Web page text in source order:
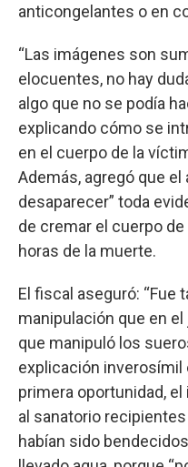
anticongelantes o en
“Las imágenes son
elocuentes, no hay
algo que no se podía
explicando cómo se
en el cuerpo de la
Además, agregó que
desaparecer” toda
de cremar el cuerpo
horas de la muerte.
El fiscal aseguró: “Fue
manipulación que en
que manipuló los
explicación inverosímil
primera oportunidad,
al sanatorio
habían sido